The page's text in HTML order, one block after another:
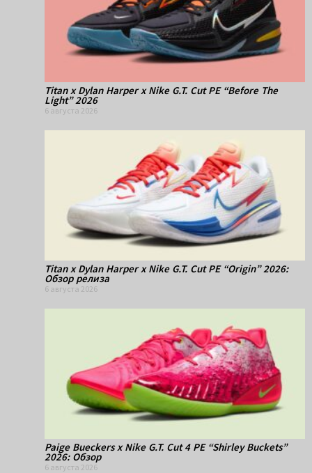
Titan x Dylan Harper x Nike G.T. Cut PE “Before The
Light” 2026
6 августа 2026
Titan x Dylan Harper x Nike G.T. Cut PE “Origin” 2026:
Обзор релиза
6 августа 2026
Paige Bueckers x Nike G.T. Cut 4 PE “Shirley Buckets”
2026: Обзор
6 августа 2026